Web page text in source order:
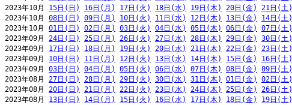
2023年10月 15日(日) 16日(月) 17日(火) 18日(水) 19日(木) 20日(金)
21日(土)
2023年10月 08日(日) 09日(月) 10日(火) 11日(水) 12日(木) 13日(金)
14日(土)
2023年10月 01日(日) 02日(月) 03日(火) 04日(水) 05日(木) 06日(金)
07日(土)
2023年09月 24日(日) 25日(月) 26日(火) 27日(水) 28日(木) 29日(金)
30日(土)
2023年09月 17日(日) 18日(月) 19日(火) 20日(水) 21日(木) 22日(金)
23日(土)
2023年09月 10日(日) 11日(月) 12日(火) 13日(水) 14日(木) 15日(金)
16日(土)
2023年09月 03日(日) 04日(月) 05日(火) 06日(水) 07日(木) 08日(金)
09日(土)
2023年08月 27日(日) 28日(月) 29日(火) 30日(水) 31日(木) 01日(金)
02日(土)
2023年08月 20日(日) 21日(月) 22日(火) 23日(水) 24日(木) 25日(金)
26日(土)
2023年08月 13日(日) 14日(月) 15日(火) 16日(水) 17日(木) 18日(金)
19日(土)